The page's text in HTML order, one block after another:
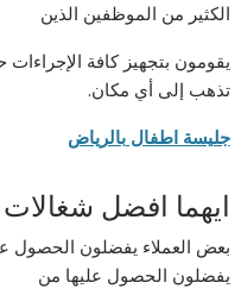
الكثير من الموظفين الذين
يقومون بتجهيز كافة
تذهب إلى أي مكان.
جليسة اطفال بالرياض
ايهما افضل شغالات
بعض العملاء يفضلون الحصول
يفضلون الحصول عليها من